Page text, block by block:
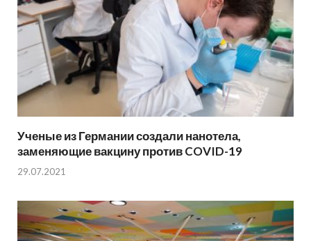
Ученые из Германии создали нанотела,
заменяющие вакцину против COVID-19
29.07.2021